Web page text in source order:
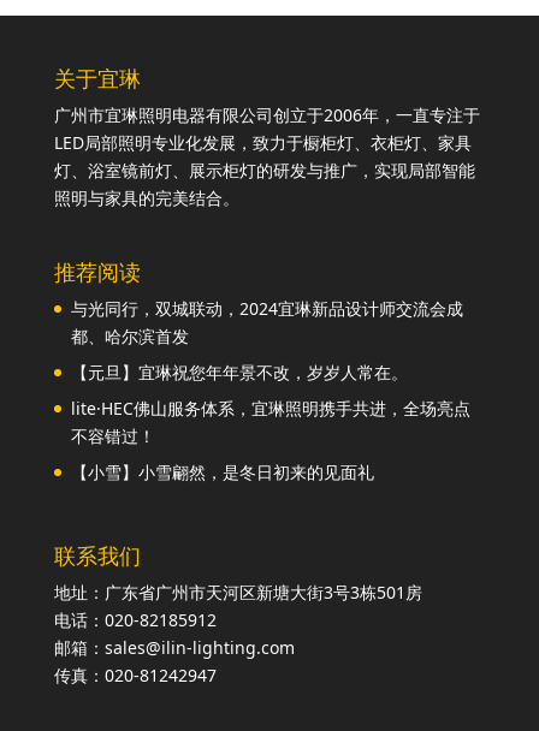
关于宜琳
广州市宜琳照明电器有限公司创立于2006年，一直专注于
LED局部照明专业化发展，致力于橱柜灯、衣柜灯、家具
灯、浴室镜前灯、展示柜灯的研发与推广，实现局部智能
照明与家具的完美结合。
推荐阅读
与光同行，双城联动，2024宜琳新品设计师交流会成
都、哈尔滨首发
【元旦】宜琳祝您年年景不改，岁岁人常在。
lite·HEC佛山服务体系，宜琳照明携手共进，全场亮点
不容错过！
【小雪】小雪翩然，是冬日初来的见面礼
联系我们
地址：广东省广州市天河区新塘大街3号3栋501房
电话：020-82185912
邮箱：sales@ilin-lighting.com
传真：020-81242947